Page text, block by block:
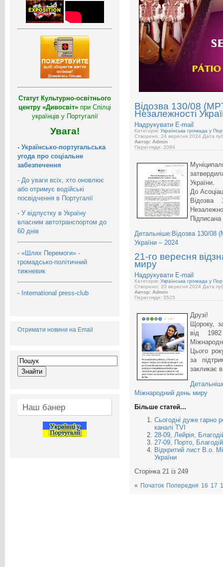
Статут Культурно-освітнього
центру «Дивосвіт» при Спілці
українців у Португалії
Увага!
- Українсько-португальська
угода про соціальне
забезпечення
- До уваги всіх, хто оновлює
або отримує водійські
посвідчення в Португалії
- У відпустку в Україну
власним автотранспортом до
60 днів
- «Шлях Перемоги» -
громадсько-політичний
тижневик
- International press-club
Отримати новини на Email
Наш банер
Відозва 130/08
Незалежності
Надрукувати E-mail
Категорія: Українська громада у
Створено: 24 вересня 2024 Дата
Автор: Admin
Перегляди: 2084
України.
До
Детальніше:Відозва 130/08
України – 2024
21-го вересня
миру
Надрукувати E-mail
Категорія: Українська громада у
Створено: 20 вересня 2024 Дата
Автор: Admin
Перегляди: 3525
Друзі!
Щороку,
від
Цього
за
закликає
Міжнародний день миру
Більше статей...
Сьогодні дуже гарно
каналі TVI
28-09, Лейрія,
27-09, Порто,
Відкритий лист В.о.
України
Сторінка 21 із 249
« Початок Попередня 16 17